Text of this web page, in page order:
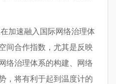
速融入国际网络治理体
间合作指数，尤其是反映
络治理体系的构建、网络
，将有利于起到温度计的